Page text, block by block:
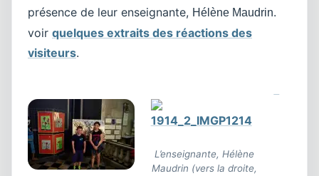
présence de leur enseignante, Hélène Maudrin.
voir quelques extraits des réactions des
visiteurs.
L’enseignante, Hélène
Maudrin (vers la droite,